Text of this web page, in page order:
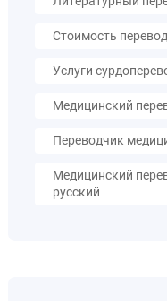
Стоимость
Услуги
Медицинский
Переводчик
Медицинский
русский